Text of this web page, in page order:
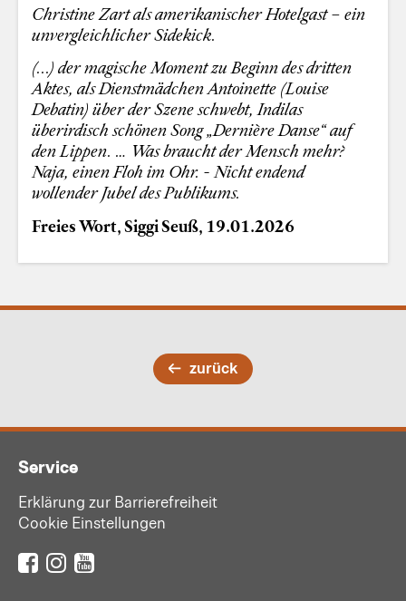
Christine Zart als amerikanischer Hotelgast – ein
unvergleichlicher Sidekick.
(...) der magische Moment zu Beginn des dritten
Aktes, als Dienstmädchen Antoinette (Louise
Debatin) über der Szene schwebt, Indilas
überirdisch schönen Song „Dernière Danse“ auf
den Lippen. … Was braucht der Mensch mehr?
Naja, einen Floh im Ohr. - Nicht endend
wollender Jubel des Publikums.
Freies Wort, Siggi Seuß, 19.01.2026
zurück
Service
Erklärung zur Barrierefreiheit
Cookie Einstellungen